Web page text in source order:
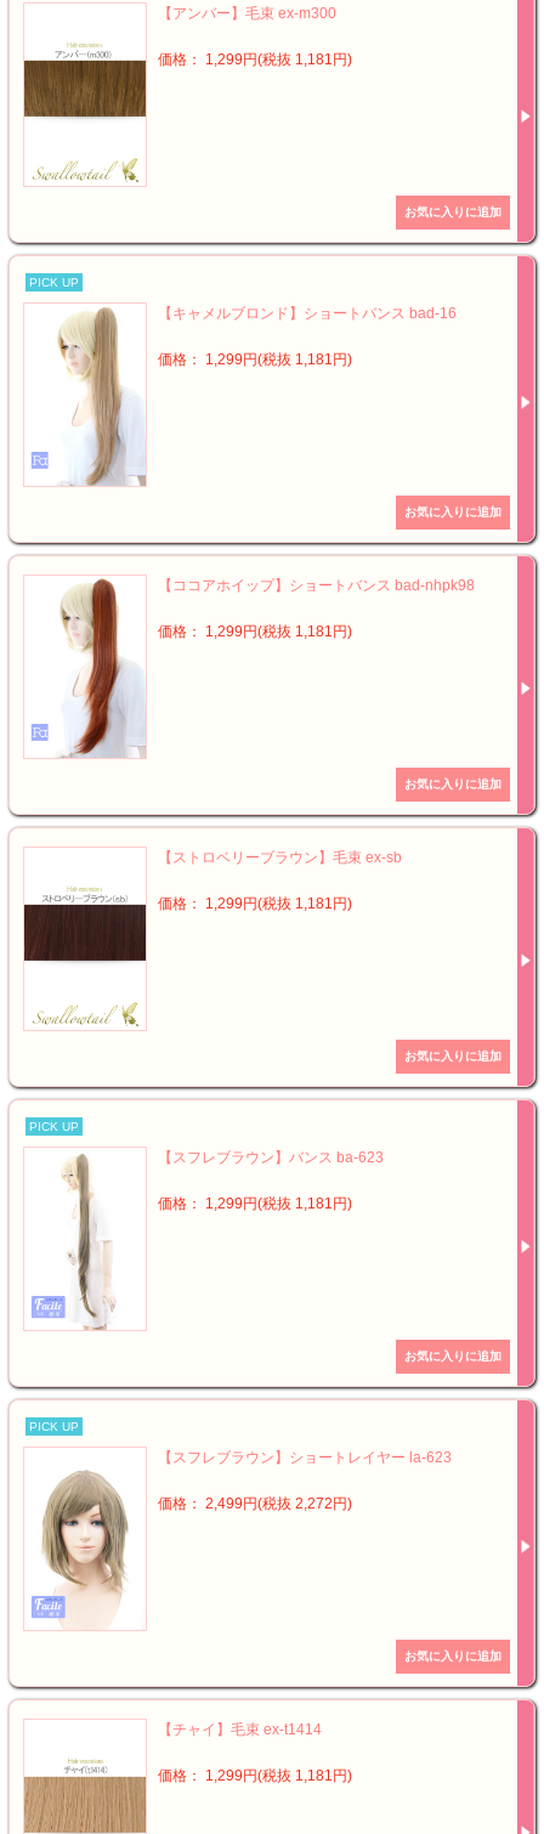
【アンバー】毛束 ex-m300
価格： 1,299円(税抜 1,181円)
PICK UP
【キャメルブロンド】ショートバンス bad-16
価格： 1,299円(税抜 1,181円)
【ココアホイップ】ショートバンス bad-nhpk98
価格： 1,299円(税抜 1,181円)
【ストロベリーブラウン】毛束 ex-sb
価格： 1,299円(税抜 1,181円)
PICK UP
【スフレブラウン】バンス ba-623
価格： 1,299円(税抜 1,181円)
PICK UP
【スフレブラウン】ショートレイヤー la-623
価格： 2,499円(税抜 2,272円)
【チャイ】毛束 ex-t1414
価格： 1,299円(税抜 1,181円)